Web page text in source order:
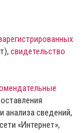
свидетельство
анализа сведений,
«Интернет»,